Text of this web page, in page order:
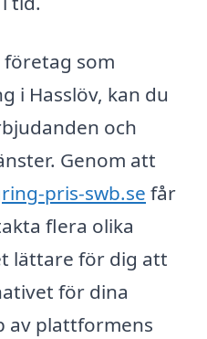
som
i Hasslöv, kan du
och
Genom att
pris-swb.se får
flera olika
lättare för dig att
för dina
av plattformens